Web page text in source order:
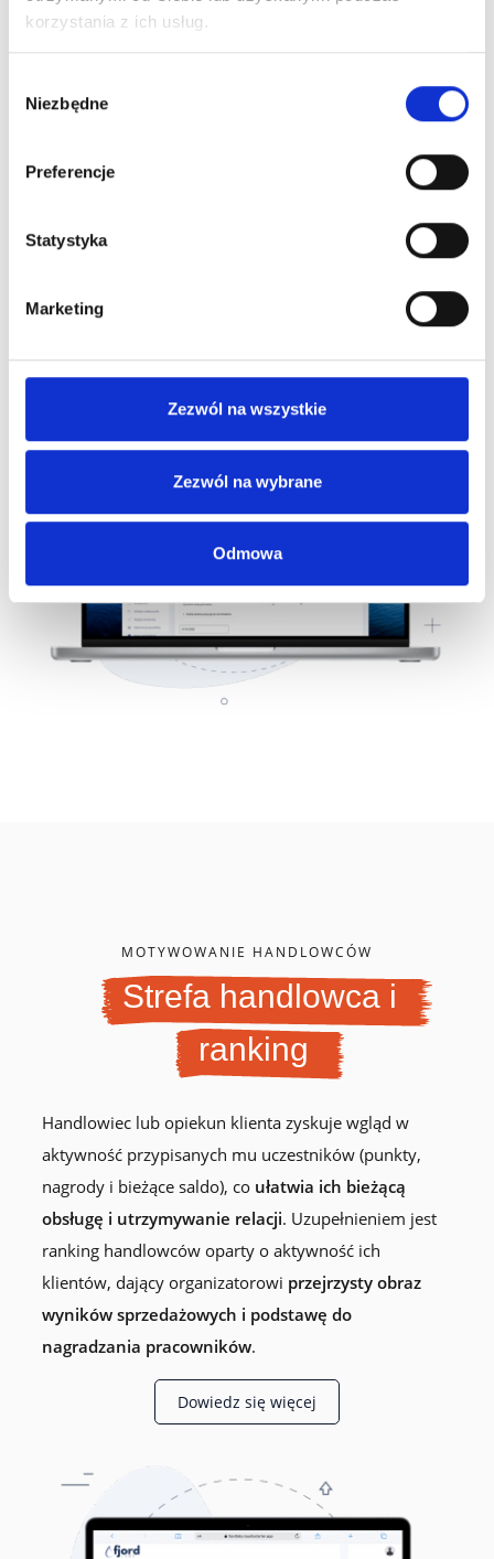
korzystania z ich usług.
zgody
Niezbędne
Preferencje
Statystyka
Marketing
Zezwól na wszystkie
Zezwól na wybrane
Odmowa
składania zamówień
Moduł rozszerza program lojalnościowy o funkcję
składania zamówień, stając się
produkty, określa ilości i składa zamówienie przez
liczbę punktów, które otrzyma po jego realizacji.
MOTYWOWANIE HANDLOWCÓW
Strefa handlowca i
ranking
Handlowiec lub opiekun klienta zyskuje wgląd w
aktywność przypisanych mu uczestników (punkty,
nagrody i bieżące saldo), co ułatwia ich bieżącą
obsługę i utrzymywanie relacji. Uzupełnieniem jest
ranking handlowców oparty o aktywność ich
klientów, dający organizatorowi przejrzysty obraz
wyników sprzedażowych i podstawę do
nagradzania pracowników.
Dowiedz się więcej